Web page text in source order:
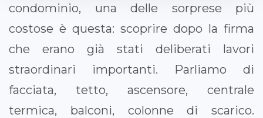
condominio, una delle sorprese più
costose è questa: scoprire dopo la firma
che erano già stati deliberati lavori
straordinari importanti. Parliamo di
facciata, tetto, ascensore, centrale
termica, balconi, colonne di scarico.